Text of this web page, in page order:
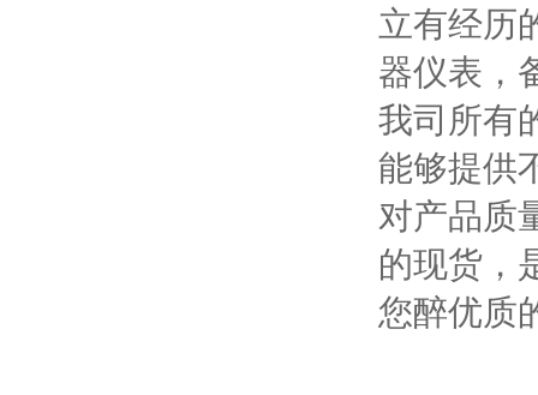
立有经历
器仪表，
我司所有
能够提供
对产品质
的现货，
您醉优质